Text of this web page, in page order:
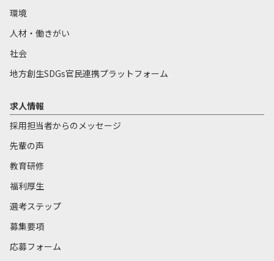
環境
人材・働きがい
社会
地方創生SDGs官民連携プラットフォーム
求人情報
採用担当者からのメッセージ
先輩の声
教育研修
福利厚生
選考ステップ
募集要項
応募フォーム